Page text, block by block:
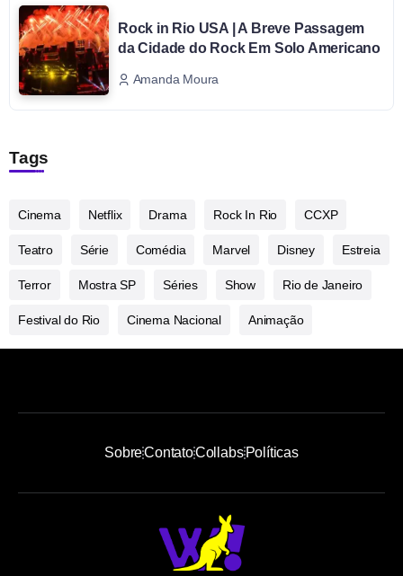
Rock in Rio USA | A Breve Passagem
da Cidade do Rock Em Solo Americano
Amanda Moura
Tags
Cinema Netflix Drama Rock In Rio CCXP
Teatro Série Comédia Marvel Disney Estreia
Terror Mostra SP Séries Show Rio de Janeiro
Festival do Rio Cinema Nacional Animação
SobreContatoCollabsPolíticas